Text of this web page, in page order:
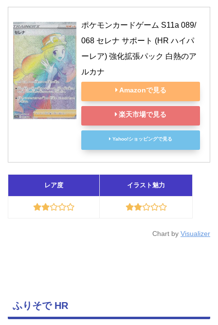
ポケモンカードゲーム S11a 089/
068 セレナ サポート (HR ハイパ
ーレア) 強化拡張パック 白熱のア
ルカナ
Amazonで見る
楽天市場で見る
Yahoo!ショッピングで見る
レア度 イラスト魅力
Chart by Visualizer
ふりそで HR